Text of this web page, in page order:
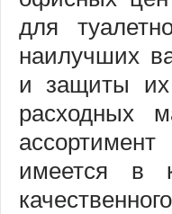
для
наилучших
и защиты их
расходных
имеется в